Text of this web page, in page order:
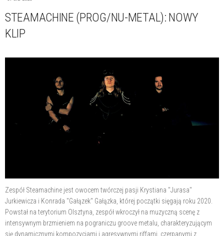
STEAMACHINE (PROG/NU-METAL): NOWY
KLIP
Zespół Steamachine jest owocem twórczej pasji Krystiana "Jurasa"
Jurkiewicza i Konrada "Gałązek" Gałązka, której początki sięgają roku 2020.
Powstał na terytorium Olsztyna, zespół wkroczył na muzyczną scenę z
intensywnym brzmieniem na pograniczu groove metalu, charakteryzującym
się dynamicznymi kompozycjami i agresywnymi riffami, czerpanymi z